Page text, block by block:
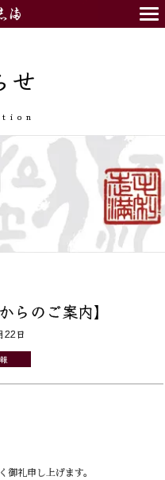
せ
らのご案内】
22日
礼申し上げます。